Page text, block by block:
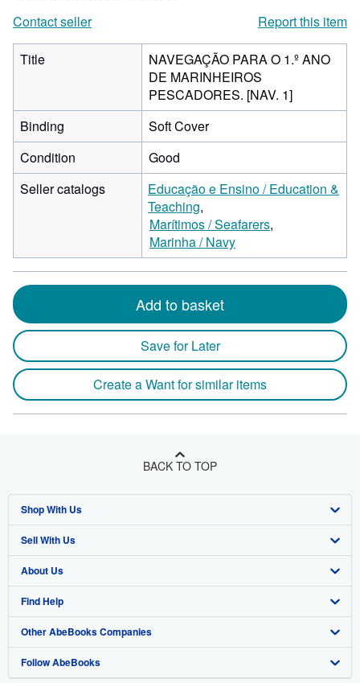
Contact seller
Report this item
Title
NAVEGAÇÃO PARA O 1.º ANO
DE MARINHEIROS
PESCADORES. [NAV. 1]
Binding
Soft Cover
Condition
Good
Seller catalogs
Educação e Ensino / Education &
Teaching
Marítimos / Seafarers
Marinha / Navy
Add to basket
Save for Later
Create a Want for similar items
BACK TO TOP
Shop With Us
Advanced Search
Browse Collections
My Account
My Orders
View Basket
Sell With Us
Start Selling
Join Our Affiliate Program
Book Buyback
Refer a seller
About Us
About AbeBooks
Media
Careers
Find Help
Help
Customer Support
Other AbeBooks Companies
AbeBooks.co.uk
Follow AbeBooks